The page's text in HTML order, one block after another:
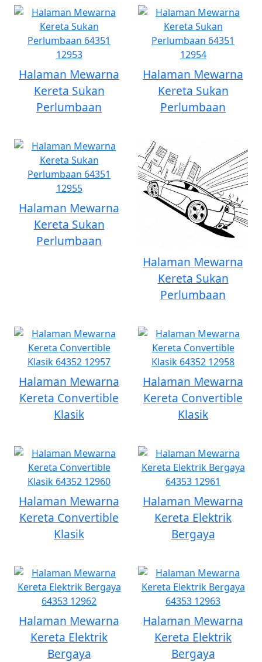
Halaman Mewarna
Kereta Sukan
Perlumbaan
Halaman Mewarna
Kereta Sukan
Perlumbaan
Halaman Mewarna
Kereta Sukan
Perlumbaan
Halaman Mewarna
Kereta Sukan
Perlumbaan
Halaman Mewarna
Kereta Convertible
Klasik
Halaman Mewarna
Kereta Convertible
Klasik
Halaman Mewarna
Kereta Convertible
Klasik
Halaman Mewarna
Kereta Elektrik
Bergaya
Halaman Mewarna
Kereta Elektrik
Bergaya
Halaman Mewarna
Kereta Elektrik
Bergaya